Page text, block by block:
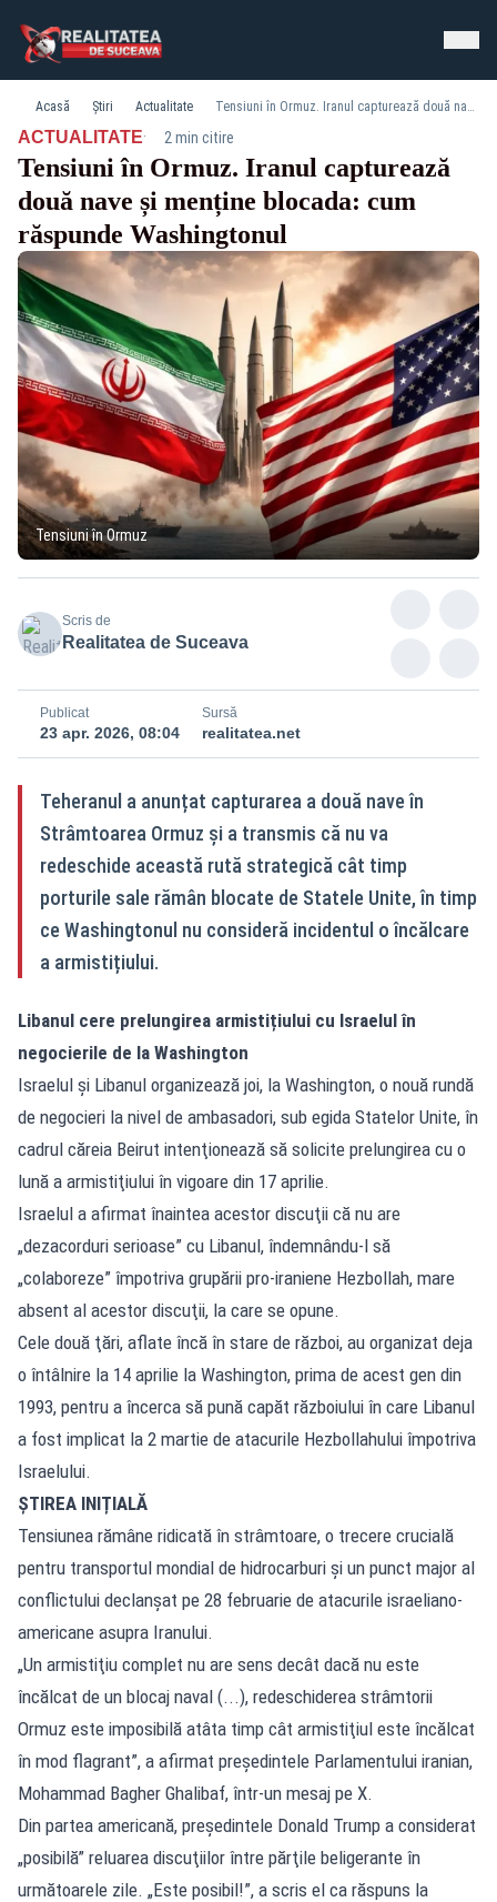
Acasă Știri Actualitate Tensiuni în Ormuz. Iranul capturează două nave și menține blocada: cum răspunde Washingtonul
ACTUALITATE· 2 min citire
Tensiuni în Ormuz. Iranul capturează
două nave și menține blocada: cum
răspunde Washingtonul
Tensiuni în Ormuz
Scris de
Realitatea de Suceava
Publicat
23 apr. 2026, 08:04
Sursă
realitatea.net
Teheranul a anunțat capturarea a două nave în
Strâmtoarea Ormuz și a transmis că nu va
redeschide această rută strategică cât timp
porturile sale rămân blocate de Statele Unite, în timp
ce Washingtonul nu consideră incidentul o încălcare
a armistițiului.
Libanul cere prelungirea armistițiului cu Israelul în
negocierile de la Washington
Israelul şi Libanul organizează joi, la Washington, o nouă rundă
de negocieri la nivel de ambasadori, sub egida Statelor Unite, în
cadrul căreia Beirut intenţionează să solicite prelungirea cu o
lună a armistiţiului în vigoare din 17 aprilie.
Israelul a afirmat înaintea acestor discuţii că nu are
„dezacorduri serioase” cu Libanul, îndemnându-l să
„colaboreze” împotriva grupării pro-iraniene Hezbollah, mare
absent al acestor discuţii, la care se opune.
Cele două ţări, aflate încă în stare de război, au organizat deja
o întâlnire la 14 aprilie la Washington, prima de acest gen din
1993, pentru a încerca să pună capăt războiului în care Libanul
a fost implicat la 2 martie de atacurile Hezbollahului împotriva
Israelului.
ȘTIREA INIȚIALĂ
Tensiunea rămâne ridicată în strâmtoare, o trecere crucială
pentru transportul mondial de hidrocarburi şi un punct major al
conflictului declanşat pe 28 februarie de atacurile israeliano-
americane asupra Iranului.
„Un armistiţiu complet nu are sens decât dacă nu este
încălcat de un blocaj naval (...), redeschiderea strâmtorii
Ormuz este imposibilă atâta timp cât armistiţiul este încălcat
în mod flagrant”, a afirmat preşedintele Parlamentului iranian,
Mohammad Bagher Ghalibaf, într-un mesaj pe X.
Din partea americană, preşedintele Donald Trump a considerat
„posibilă” reluarea discuţiilor între părţile beligerante în
următoarele zile. „Este posibil!”, a scris el ca răspuns la